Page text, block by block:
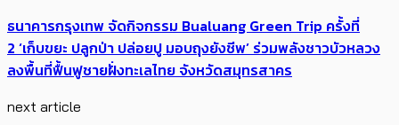
ธนาคารกรุงเทพ จัดกิจกรรม Bualuang Green Trip ครั้งที่
2 ‘เก็บขยะ ปลูกป่า ปล่อยปู มอบถุงยังชีพ’ ร่วมพลังชาวบัวหลวง
ลงพื้นที่ฟื้นฟูชายฝั่งทะเลไทย จังหวัดสมุทรสาคร
next article